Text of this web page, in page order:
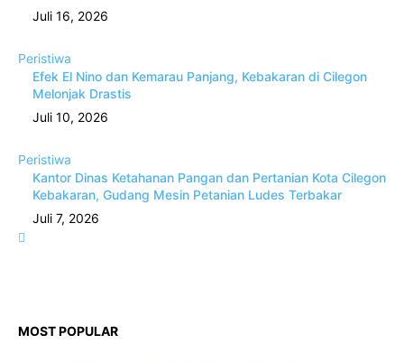
Juli 16, 2026
Peristiwa
Efek El Nino dan Kemarau Panjang, Kebakaran di Cilegon
Melonjak Drastis
Juli 10, 2026
Peristiwa
Kantor Dinas Ketahanan Pangan dan Pertanian Kota Cilegon
Kebakaran, Gudang Mesin Petanian Ludes Terbakar
Juli 7, 2026
MOST POPULAR